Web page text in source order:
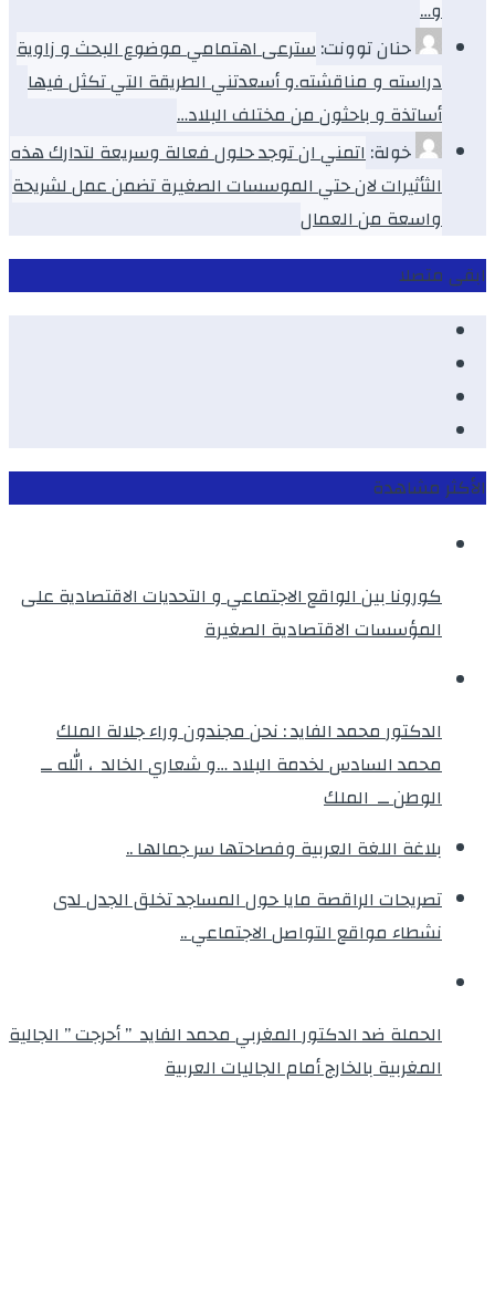
و…
حنان توونت:سترعى اهتمامي موضوع البحث و زاوية
دراسته و مناقشته.و أسعدتني الطريقة التي تكثل فيها
أساتذة و باحثون من مختلف البلاد…
خولة:اتمني ان توجد حلول فعالة وسريعة لتدارك هذه
الثأثيرات لان حتي الموسسات الصغيرة تضمن عمل لشريحة
واسعة من العمال
ابقى متصلا
الأكثر مشاهدة
كورونا بين الواقع الاجتماعي و التحديات الاقتصادية على
المؤسسات الاقتصادية الصغيرة
الدكتور محمد الفايد : نحن مجندون وراء جلالة الملك
محمد السادس لخدمة البلاد …و شعاري الخالد ، الله ــ
الوطن ــ الملك
بلاغة اللغة العربية وفصاحتها سر جمالها ..
تصريحات الراقصة مايا حول المساجد تخلق الجدل لدى
نشطاء مواقع التواصل الاجتماعي ..
الحملة ضد الدكتور المغربي محمد الفايد ” أحرجت ” الجالية
المغربية بالخارج أمام الجاليات العربية